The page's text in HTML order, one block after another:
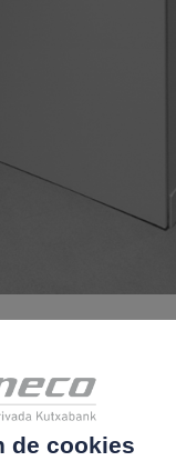
de cookies